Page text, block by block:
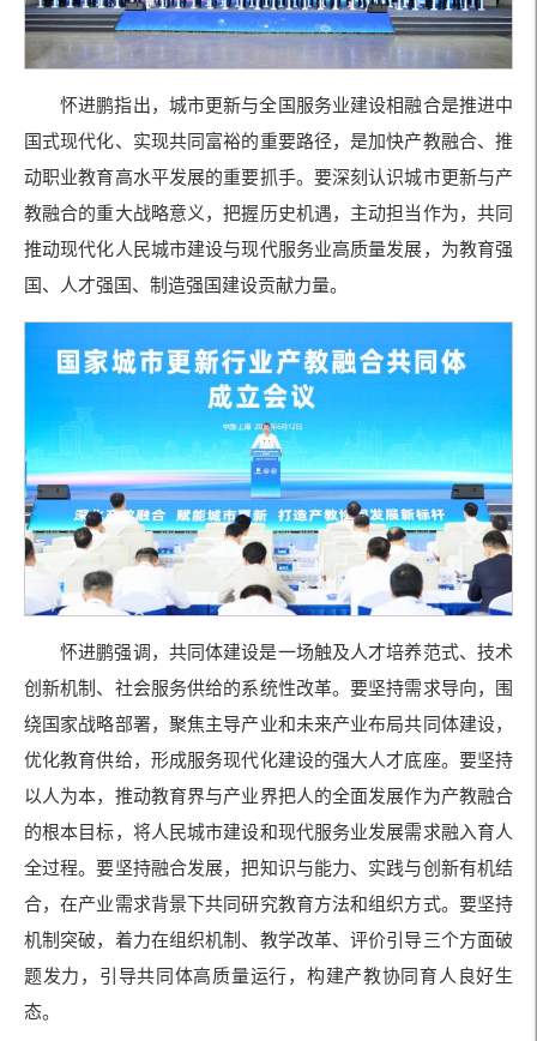
怀进鹏指出，城市更新与全国服务业建设相融合是推进中
国式现代化、实现共同富裕的重要路径，是加快产教融合、推
动职业教育高水平发展的重要抓手。要深刻认识城市更新与产
教融合的重大战略意义，把握历史机遇，主动担当作为，共同
推动现代化人民城市建设与现代服务业高质量发展，为教育强
国、人才强国、制造强国建设贡献力量。
怀进鹏强调，共同体建设是一场触及人才培养范式、技术
创新机制、社会服务供给的系统性改革。要坚持需求导向，围
绕国家战略部署，聚焦主导产业和未来产业布局共同体建设，
优化教育供给，形成服务现代化建设的强大人才底座。要坚持
以人为本，推动教育界与产业界把人的全面发展作为产教融合
的根本目标，将人民城市建设和现代服务业发展需求融入育人
全过程。要坚持融合发展，把知识与能力、实践与创新有机结
合，在产业需求背景下共同研究教育方法和组织方式。要坚持
机制突破，着力在组织机制、教学改革、评价引导三个方面破
题发力，引导共同体高质量运行，构建产教协同育人良好生
态。